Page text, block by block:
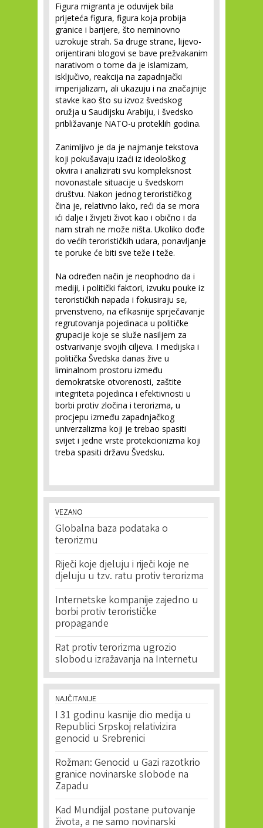
Figura migranta je oduvijek bila
prijeteća figura, figura koja probija
granice i barijere, što neminovno
uzrokuje strah. Sa druge strane, lijevo-
orijentirani blogovi se bave prežvakanim
narativom o tome da je islamizam,
isključivo, reakcija na zapadnjački
imperijalizam, ali ukazuju i na značajnije
stavke kao što su izvoz švedskog
oružja u Saudijsku Arabiju, i švedsko
približavanje NATO-u proteklih godina.
Zanimljivo je da je najmanje tekstova
koji pokušavaju izaći iz ideološkog
okvira i analizirati svu kompleksnost
novonastale situacije u švedskom
društvu. Nakon jednog terorističkog
čina je, relativno lako, reći da se mora
ići dalje i živjeti život kao i obično i da
nam strah ne može ništa. Ukoliko dođe
do većih terorističkih udara, ponavljanje
te poruke će biti sve teže i teže.
Na određen način je neophodno da i
mediji, i politički faktori, izvuku pouke iz
terorističkih napada i fokusiraju se,
prvenstveno, na efikasnije sprječavanje
regrutovanja pojedinaca u političke
grupacije koje se služe nasiljem za
ostvarivanje svojih ciljeva. I medijska i
politička Švedska danas žive u
liminalnom prostoru između
demokratske otvorenosti, zaštite
integriteta pojedinca i efektivnosti u
borbi protiv zločina i terorizma, u
procjepu između zapadnjačkog
univerzalizma koji je trebao spasiti
svijet i jedne vrste protekcionizma koji
treba spasiti državu Švedsku.
VEZANO
Globalna baza podataka o
terorizmu
Riječi koje djeluju i riječi koje ne
djeluju u tzv. ratu protiv terorizma
Internetske kompanije zajedno u
borbi protiv terorističke
propagande
Rat protiv terorizma ugrozio
slobodu izražavanja na Internetu
NAJČITANIJE
I 31 godinu kasnije dio medija u
Republici Srpskoj relativizira
genocid u Srebrenici
Rožman: Genocid u Gazi razotkrio
granice novinarske slobode na
Zapadu
Kad Mundijal postane putovanje
života, a ne samo novinarski